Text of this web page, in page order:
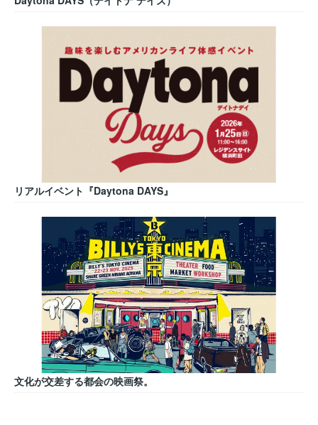
リアルイベント『Daytona DAYS』
文化が交差する都会の映画祭。